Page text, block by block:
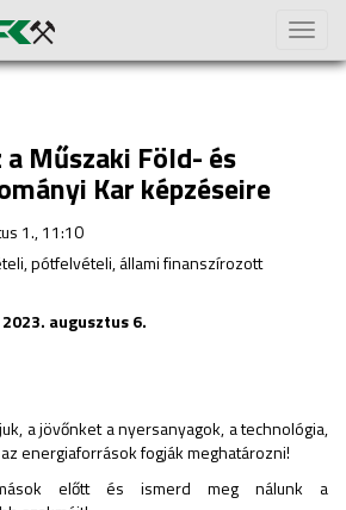
Toggle
Műszaki Föld- és
Kar képzéseire
1., 11:10
pótfelvételi, állami finanszírozott
augusztus 6.
a jövőnket a nyersanyagok, a technológia,
energiaforrások fogják meghatározni!
előtt és ismerd meg nálunk a